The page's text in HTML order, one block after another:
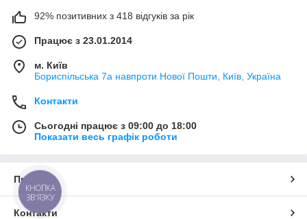
92% позитивних з 418 відгуків за рік
Працює з 23.01.2014
м. Київ
Бориспільська 7а навпроти Нової Пошти, Київ, Україна
Контакти
Сьогодні працює з 09:00 до 18:00
Показати весь графік роботи
Про нас
Контакти
КНОПКА
ЗВ'ЯЗКУ